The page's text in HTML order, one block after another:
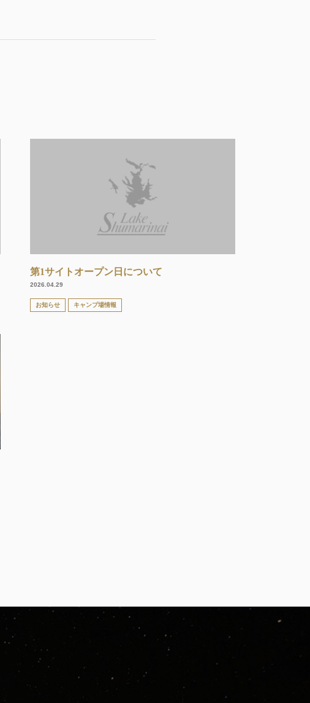
第1サイトオープン日について
2026.04.29
お知らせ キャンプ場情報